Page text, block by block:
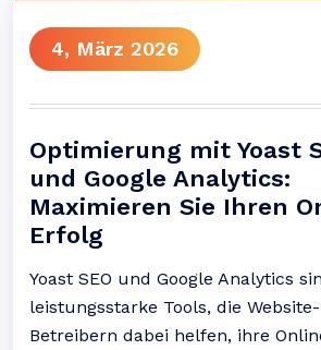
4, März 2026
Optimierung mit Yoast
und Google Analytics:
Maximieren Sie Ihren
Erfolg
Yoast SEO und Google Analytics
leistungsstarke Tools, die Website-
Betreibern dabei helfen, ihre